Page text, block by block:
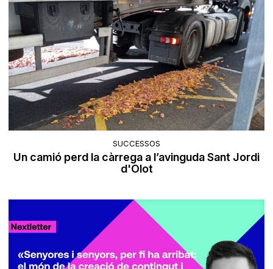
SUCCESSOS
Un camió perd la càrrega a l’avinguda Sant Jordi
d'Olot